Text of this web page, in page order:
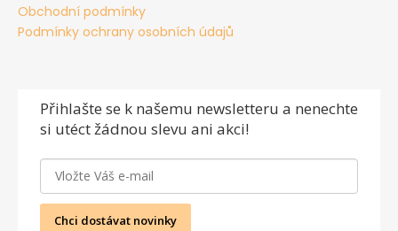
Obchodní podmínky
Podmínky ochrany osobních údajů
Přihlašte se k našemu newsletteru a nenechte
si utéct žádnou slevu ani akci!
Chci dostávat novinky